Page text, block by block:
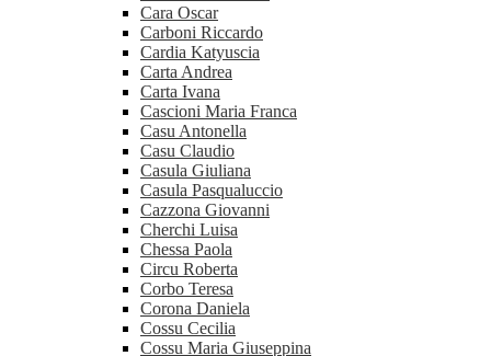
Cara Oscar
Carboni Riccardo
Cardia Katyuscia
Carta Andrea
Carta Ivana
Cascioni Maria Franca
Casu Antonella
Casu Claudio
Casula Giuliana
Casula Pasqualuccio
Cazzona Giovanni
Cherchi Luisa
Chessa Paola
Circu Roberta
Corbo Teresa
Corona Daniela
Cossu Cecilia
Cossu Maria Giuseppina